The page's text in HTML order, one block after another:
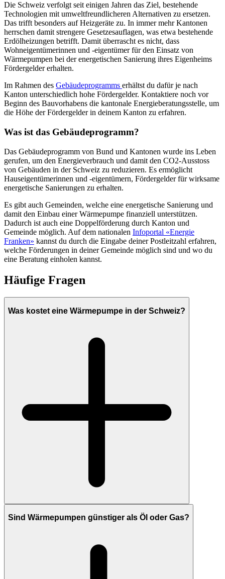
Die Schweiz verfolgt seit einigen Jahren das Ziel, bestehende
Technologien mit umweltfreundlicheren Alternativen zu ersetzen.
Das trifft besonders auf Heizgeräte zu. In immer mehr Kantonen
herrschen damit strengere Gesetzesauflagen, was etwa bestehende
Erdölheizungen betrifft. Damit überrascht es nicht, dass
Wohneigentümerinnen und -eigentümer für den Einsatz von
Wärmepumpen bei der energetischen Sanierung ihres Eigenheims
Fördergelder erhalten.
Im Rahmen des Gebäudeprogramms erhältst du dafür je nach
Kanton unterschiedlich hohe Fördergelder. Kontaktiere noch vor
Beginn des Bauvorhabens die kantonale Energieberatungsstelle, um
die Höhe der Fördergelder in deinem Kanton zu erfahren.
Was ist das Gebäudeprogramm?
Das Gebäudeprogramm von Bund und Kantonen wurde ins Leben
gerufen, um den Energieverbrauch und damit den CO2-Ausstoss
von Gebäuden in der Schweiz zu reduzieren. Es ermöglicht
Hauseigentümerinnen und -eigentümern, Fördergelder für wirksame
energetische Sanierungen zu erhalten.
Es gibt auch Gemeinden, welche eine energetische Sanierung und
damit den Einbau einer Wärmepumpe finanziell unterstützen.
Dadurch ist auch eine Doppelförderung durch Kanton und
Gemeinde möglich. Auf dem nationalen Infoportal «Energie
Franken» kannst du durch die Eingabe deiner Postleitzahl erfahren,
welche Förderungen in deiner Gemeinde möglich sind und wo du
eine Beratung einholen kannst.
Häufige Fragen
Was kostet eine Wärmepumpe in der Schweiz?
Sind Wärmepumpen günstiger als Öl oder Gas?